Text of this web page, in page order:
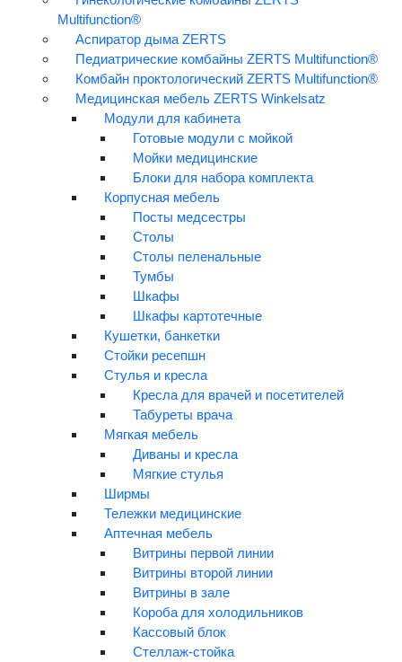
Multifunction®
Аспиратор дыма ZERTS
Педиатрические комбайны ZERTS Multifunction®
Комбайн проктологический ZERTS Multifunction®
Медицинская мебель ZERTS Winkelsatz
Модули для кабинета
Готовые модули с мойкой
Мойки медицинские
Блоки для набора комплекта
Корпусная мебель
Посты медсестры
Столы
Столы пеленальные
Тумбы
Шкафы
Шкафы картотечные
Кушетки, банкетки
Стойки ресепшн
Стулья и кресла
Кресла для врачей и посетителей
Табуреты врача
Мягкая мебель
Диваны и кресла
Мягкие стулья
Ширмы
Тележки медицинские
Аптечная мебель
Витрины первой линии
Витрины второй линии
Витрины в зале
Короба для холодильников
Кассовый блок
Стеллаж-стойка
«Бренд клиники & бренд руководителя & бренд врачей.
Что первично развивать и как достичь баланса»
В ходе доклада участники:
- разобрали приоритеты в развитии брендов на разных
уровнях организации;
- познакомились с реальными кейсами успешного
Круглый стол «Как привлекать и удерживать пациентов
в медицинской организации»
В формате открытого диалога обсудили:
- эффективные стратегии привлечения пациентов;
- методы повышения лояльности и удержания
клиентской базы.
Благодарим всех участников мероприятия за
активность, интересные вопросы и живой диалог.
До новых встреч на профессиональных площадках!
Возврат к списку